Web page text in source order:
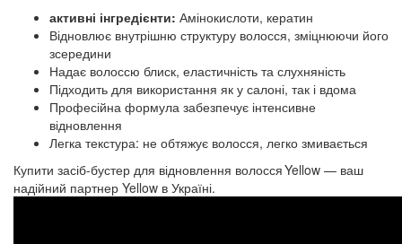
активні інгредієнти: Амінокислоти, кератин
Відновлює внутрішню структуру волосся, зміцнюючи його
зсередини
Надає волоссю блиск, еластичність та слухняність
Підходить для використання як у салоні, так і вдома
Професійна формула забезпечує інтенсивне
відновлення
Легка текстура: не обтяжує волосся, легко змивається
Купити засіб-бустер для відновлення волосся Yellow — ваш
надійний партнер Yellow в Україні.